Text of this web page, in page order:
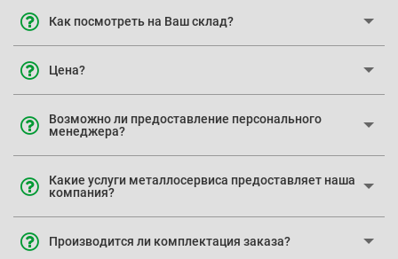
Как посмотреть на Ваш склад?
Цена?
Возможно ли предоставление персонального
менеджера?
Какие услуги металлосервиса предоставляет наша
компания?
Производится ли комплектация заказа?